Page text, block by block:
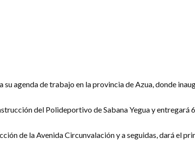
agenda de trabajo en la provincia de Azua, donde
del Polideportivo de Sabana Yegua y
de la Avenida Circunvalación y a seguidas, dará el